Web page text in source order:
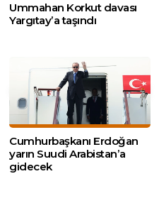
Ummahan Korkut davası
Yargıtay’a taşındı
Cumhurbaşkanı Erdoğan
yarın Suudi Arabistan’a
gidecek